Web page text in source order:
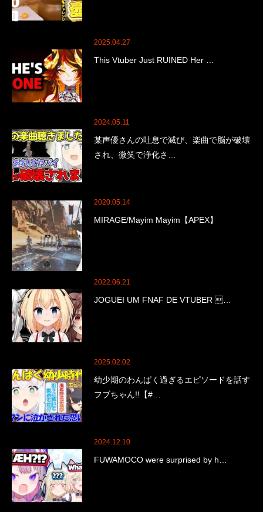
2025.04.27
This Vtuber Just RUINED Her …
2024.05.11
某声優さんの吐息で滅び、楽曲で脳が破壊
され、微笑で浄化さ…
2020.05.14
MIRAGE/Mayim Mayim【APEX】
2022.06.21
JOGUEI UM FNAF DE VTUBER …
2025.02.02
幼少期のわんぱく過ぎるエピソードを話す
フブちゃん!!【#…
2024.12.10
FUWAMOCO were surprised by h…